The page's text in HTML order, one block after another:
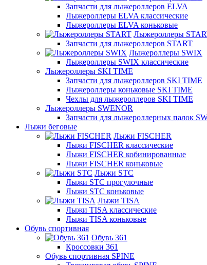
Запчасти для лыжероллеров ELVA
Лыжероллеры ELVA классические
Лыжероллеры ELVA коньковые
Лыжероллеры
Запчасти для лыжероллеров START
Лыжероллеры SWIX
Лыжероллеры SWIX классические
Лыжероллеры SKI TIME
Запчасти для лыжероллеров SKI TIME
Лыжероллеры коньковые SKI TIME
Чехлы для лыжероллеров SKI TIME
Лыжероллеры SWENOR
Запчасти для лыжероллерных палок
Лыжи беговые
Лыжи FISCHER
Лыжи FISCHER классические
Лыжи FISCHER кобинированные
Лыжи FISCHER коньковые
Лыжи STC
Лыжи STC прогулочные
Лыжи STC коньковые
Лыжи TISA
Лыжи TISA классические
Лыжи TISA коньковые
Обувь спортивная
Обувь 361
Кроссовки 361
Обувь спортивная SPINE